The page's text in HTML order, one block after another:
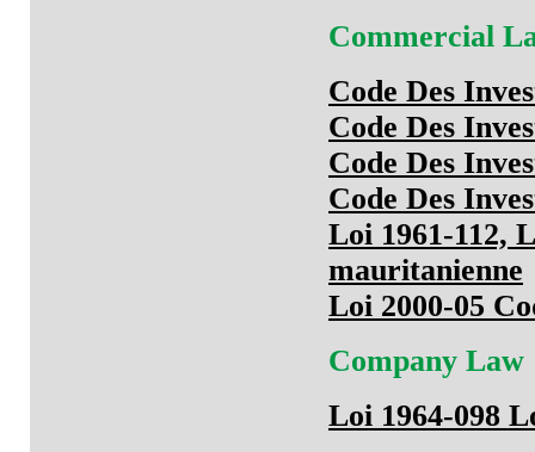
Commercial
Code Des
Code Des
Code Des
Code Des
Loi 1961-112,
mauritanienne
Loi 2000-05
Company Law
Loi 1964-098